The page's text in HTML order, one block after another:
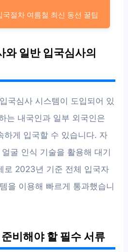
국절차 여름철 최신 동선 꿀팁
와 일반 입국심사의
국심사 시스템이 도입되어 있
는 내국인과 일부 외국인은
하게 입국할 수 있습니다. 자
굴 인식 기술을 활용해 대기
로 2023년 기준 전체 입국자
을 이용해 빠르게 통과했습니
비해야 할 필수 서류